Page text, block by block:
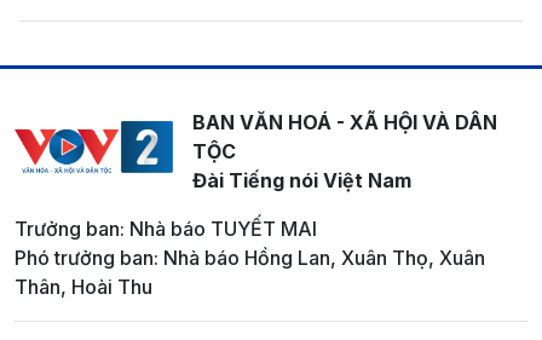
BAN VĂN HOÁ - XÃ HỘI VÀ DÂN
TỘC
Đài Tiếng nói Việt Nam
Trưởng ban: Nhà báo TUYẾT MAI
Phó trưởng ban: Nhà báo Hồng Lan, Xuân Thọ, Xuân
Thân, Hoài Thu